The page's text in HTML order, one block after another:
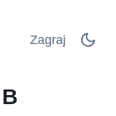
Zagraj